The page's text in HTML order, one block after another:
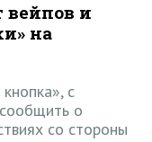
вейпов и
на
с
о
со стороны